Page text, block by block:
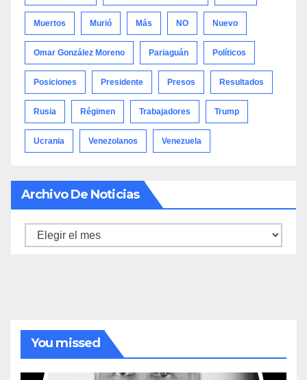
Muertos Murió Más NO Nuevo
Omar González Moreno Pariaguán Políticos
Posiciones Presidente Presos Resultados
Rusia Régimen Trabajadores Trump
Ucrania Venezolanos Venezuela
Archivo De Noticias
Archivo
You missed